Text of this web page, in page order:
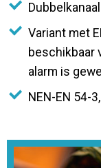
Variant met
beschikbaar
alarm is
NEN-EN 54-